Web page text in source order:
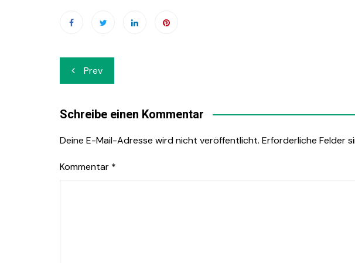
Beitrags-
Navigation
Prev
Schreibe einen Kommentar
Deine E-Mail-Adresse wird nicht veröffentlicht. Erforderliche Felder
Kommentar *